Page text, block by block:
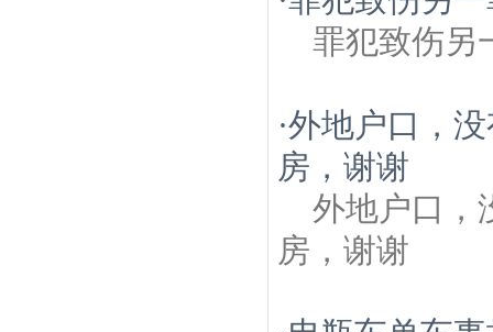
罪犯致伤另
·外地户口，
房，谢谢
外地户口，
房，谢谢